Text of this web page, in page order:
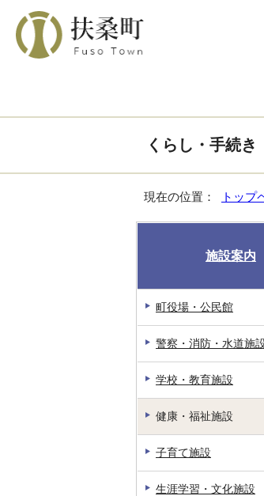
くらし・手続き
現在の位置： トップ
施設案内
町役場・公民館
警察・消防・水道施
学校・教育施設
健康・福祉施設
子育て施設
生涯学習・文化施設